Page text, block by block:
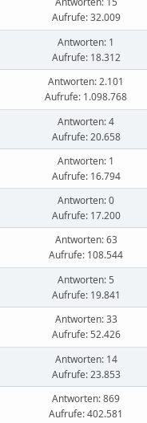
Aufrufe: 32.009
Antworten: 1
Aufrufe: 18.312
Antworten: 2.101
Aufrufe: 1.098.768
Antworten: 4
Aufrufe: 20.658
Antworten: 1
Aufrufe: 16.794
Antworten: 0
Aufrufe: 17.200
Antworten: 63
Aufrufe: 108.544
Antworten: 5
Aufrufe: 19.841
Antworten: 33
Aufrufe: 52.426
Antworten: 14
Aufrufe: 23.853
Antworten: 869
Aufrufe: 402.581